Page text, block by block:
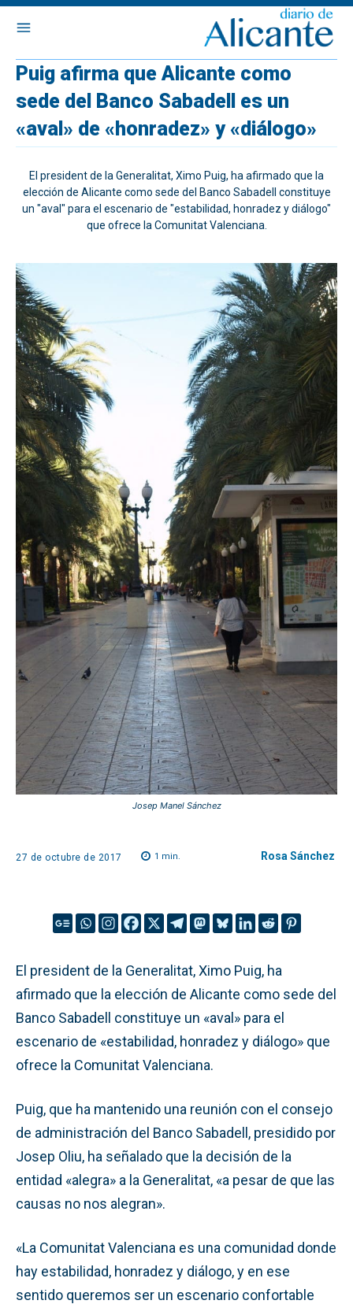
Puig afirma que Alicante como
sede del Banco Sabadell es un
«aval» de «honradez» y «diálogo»
El president de la Generalitat, Ximo Puig, ha afirmado que la
elección de Alicante como sede del Banco Sabadell constituye
un "aval" para el escenario de "estabilidad, honradez y diálogo"
que ofrece la Comunitat Valenciana.
Josep Manel Sánchez
27 de octubre de 2017 1 min. Rosa Sánchez
El president de la Generalitat, Ximo Puig, ha
afirmado que la elección de Alicante como sede del
Banco Sabadell constituye un «aval» para el
escenario de «estabilidad, honradez y diálogo» que
ofrece la Comunitat Valenciana.
Puig, que ha mantenido una reunión con el consejo
de administración del Banco Sabadell, presidido por
Josep Oliu, ha señalado que la decisión de la
entidad «alegra» a la Generalitat, «a pesar de que las
causas no nos alegran».
«La Comunitat Valenciana es una comunidad donde
hay estabilidad, honradez y diálogo, y en ese
sentido queremos ser un escenario confortable